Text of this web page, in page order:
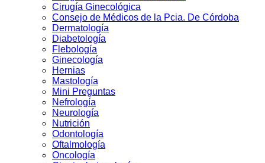
Cirugí­a Ginecológica
Consejo de Médicos de la Pcia. De Córdoba
Dermatologí­a
Diabetologí­a
Flebología
Ginecologí­a
Hernias
Mastología
Mini Preguntas
Nefrologí­a
Neurología
Nutrición
Odontologí­a
Oftalmologí­a
Oncología